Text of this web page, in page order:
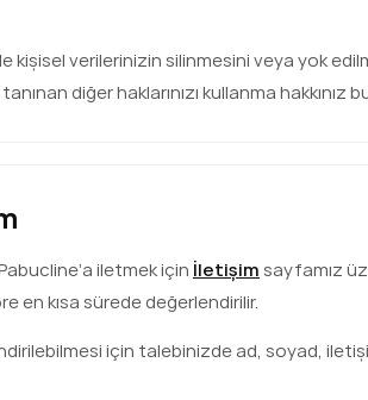
kişisel verilerinizin silinmesini veya yok
diğer haklarınızı kullanma hakkınız
iletmek için İletişim sayfamız
en kısa sürede değerlendirilir.
için talebinizde ad, soyad,